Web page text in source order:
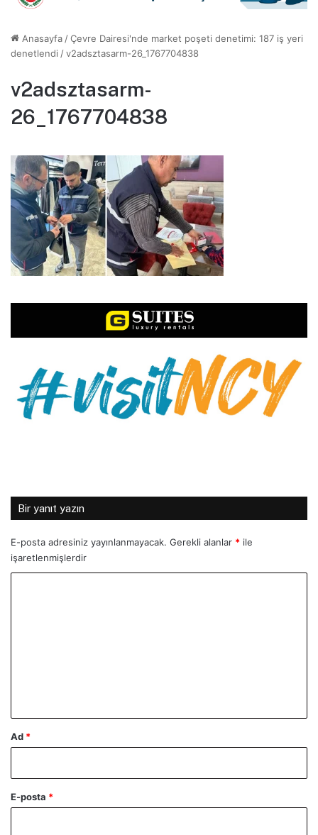
Anasayfa /Çevre Dairesi'nde market poşeti denetimi: 187 iş yeri
denetlendi /v2adsztasarm-26_1767704838
v2adsztasarm-
26_1767704838
Bir yanıt yazın
E-posta adresiniz yayınlanmayacak. Gerekli alanlar * ile
işaretlenmişlerdir
Ad *
E-posta *